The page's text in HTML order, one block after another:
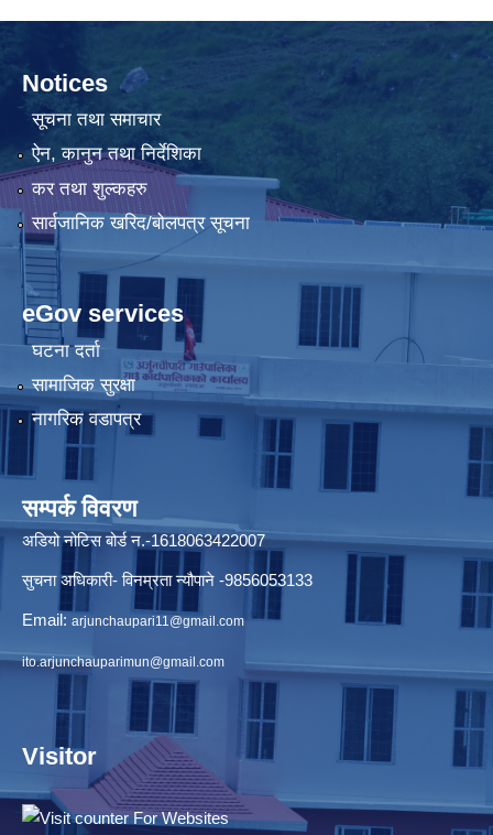
Notices
सूचना तथा समाचार
ऐन, कानुन तथा निर्देशिका
कर तथा शुल्कहरु
सार्वजानिक खरिद/बोलपत्र सूचना
eGov services
घटना दर्ता
सामाजिक सुरक्षा
नागरिक वडापत्र
सम्पर्क विवरण
अडियो नोटिस बोर्ड न.-1618063422007
सुचना अधिकारी- विनम्रता न्यौपाने -9856053133
Email: arjunchaupari11@gmail.com
ito.arjunchauparimun@gmail.com
Visitor